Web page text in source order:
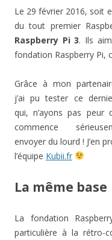
Le 29 février 2016, soit
du tout premier
Raspberry Pi 3. Ils
fondation Raspberry Pi,
Grâce à mon
j’ai pu tester ce
qui, n’ayons pas peur
commence
envoyer du lourd ! J’en
l’équipe Kubii.fr
La même base
La fondation
particulière à la rétro-